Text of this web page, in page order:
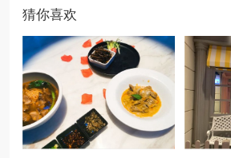
猜你喜欢